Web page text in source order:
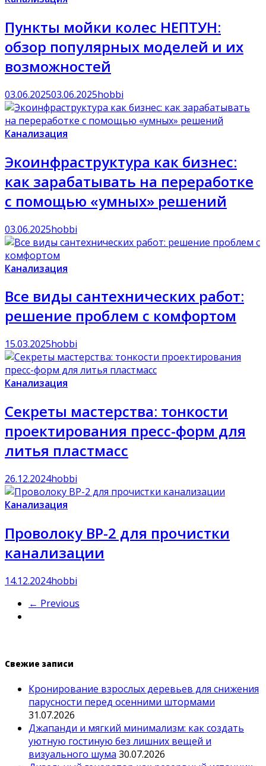
Пункты мойки колес НЕПТУН:
обзор популярных моделей и их
возможностей
03.06.202503.06.2025hobbi
Канализация
Экоинфраструктура как бизнес:
как зарабатывать на переработке
с помощью «умных» решений
03.06.2025hobbi
Канализация
Все виды сантехнических работ:
решение проблем с комфортом
15.03.2025hobbi
Канализация
Секреты мастерства: тонкости
проектирования пресс-форм для
литья пластмасс
26.12.2024hobbi
Канализация
Проволоку ВР-2 для прочистки
канализации
14.12.2024hobbi
← Previous
Свежие записи
Кронирование взрослых деревьев для снижения
парусности перед осенними штормами
31.07.2026
Джапанди и мягкий минимализм: как создать
уютную гостиную без лишних вещей и
визуального шума 30.07.2026